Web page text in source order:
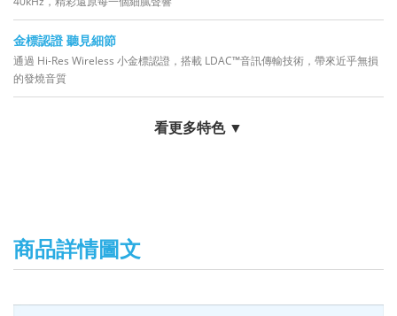
金標認證 聽見細節
通過 Hi-Res Wireless 小金標認證，搭載 LDAC™音訊傳輸技術，帶來近乎無損
的發燒音質
看更多特色 ▼
商品詳情圖文